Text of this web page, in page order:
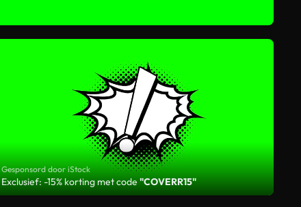
Gesponsord door iStock
Exclusief: -15% korting met code"COVERR15"